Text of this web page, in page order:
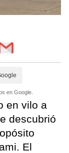
en Google.
en vilo a
descubrió
El